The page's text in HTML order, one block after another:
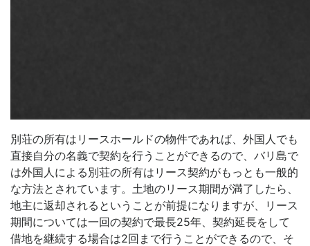
別荘の所有はリースホールドの物件であれば、外国人でも
直接自分の名義で契約を行うことができるので、バリ島で
は外国人による別荘の所有はリース契約がもっとも一般的
な方法とされています。土地のリース期間が満了したら、
地主に返却されるということが前提になりますが、リース
期間については一回の契約で最長25年、契約延長をして
借地を継続する場合は2回まで行うことができるので、そ